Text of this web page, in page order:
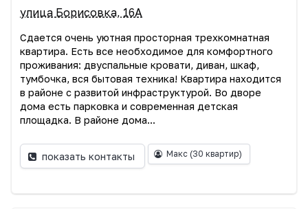
улица Борисовка, 16А
Сдается очень уютная просторная трехкомнатная
квартира. Есть все необходимое для комфортного
проживания: двуспальные кровати, диван, шкаф,
тумбочка, вся бытовая техника! Квартира находится
в районе с развитой инфраструктурой. Во дворе
дома есть парковка и современная детская
площадка. В районе дома...
показать контакты Макс (30 квартир)